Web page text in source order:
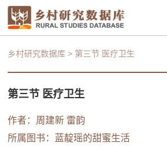
乡村研究数据库 > 第三节 医疗卫生
第三节 医疗卫生
作者： 周建新 雷韵
所属图书： 蓝靛瑶的甜蜜生活